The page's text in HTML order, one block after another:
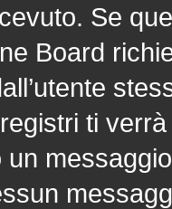
Se
Board
ti